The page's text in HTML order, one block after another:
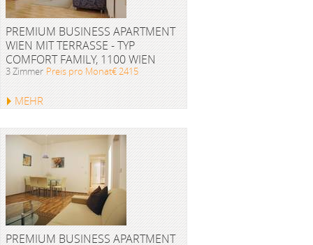
PREMIUM BUSINESS APARTMENT
WIEN MIT TERRASSE - TYP
COMFORT FAMILY, 1100 WIEN
3 Zimmer Preis pro Monat€ 2415
MEHR
PREMIUM BUSINESS APARTMENT